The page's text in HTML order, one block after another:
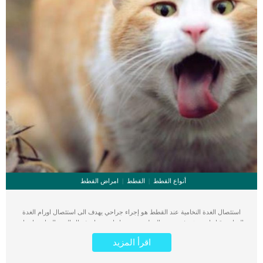
أنواع القطط القطط امراض القطط
استئصال الغدة النخامية عند القطط هو إجراء جراحي يهدف الى استئصال اورام الغدة
النخامية قبل ان تنتشر فى جسم القطة وتهدد حياتها. يعتبر استئصال الغدة النخامية إجراء
معقد للغاية ونادر الحدوث يكون اخر خطة علاجية يلجأ إليها الطبيب. عادة ما يكون العلاج
الكيميائي او الاشعاعي هو خطة العلاج الاولى قبل هذه العملية الخطيرة. تتلخص خطورة
ودقة هذه العملية فى ان الطبيب البيطري يحتاج الدخول الى جمجمة القطة من خلال
اقرأ المزيد